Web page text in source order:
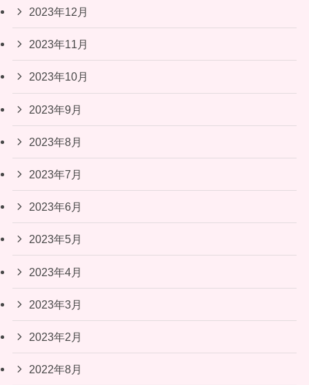
2023年12月
2023年11月
2023年10月
2023年9月
2023年8月
2023年7月
2023年6月
2023年5月
2023年4月
2023年3月
2023年2月
2022年8月